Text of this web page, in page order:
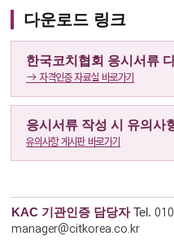
다운로드 링크
한국코치협회 응시서류
→ 자격인증 자료실 바로가기
응시서류 작성 시 유의사
유의사항 게시판 바로가기
KAC 기관인증 담당자 Tel.
manager@citkorea.co.kr